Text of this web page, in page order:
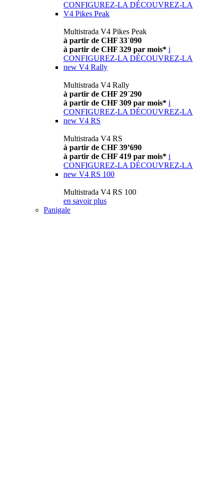
CONFIGUREZ-LA DÉCOUVREZ-LA
V4 Pikes Peak
Multistrada V4 Pikes Peak
à partir de CHF 33´090
à partir de CHF 329 par mois* i
CONFIGUREZ-LA DÉCOUVREZ-LA
new V4 Rally
Multistrada V4 Rally
à partir de CHF 29´290
à partir de CHF 309 par mois* i
CONFIGUREZ-LA DÉCOUVREZ-LA
new V4 RS
Multistrada V4 RS
à partir de CHF 39’690
à partir de CHF 419 par mois* i
CONFIGUREZ-LA DÉCOUVREZ-LA
new V4 RS 100
Multistrada V4 RS 100
en savoir plus
Panigale